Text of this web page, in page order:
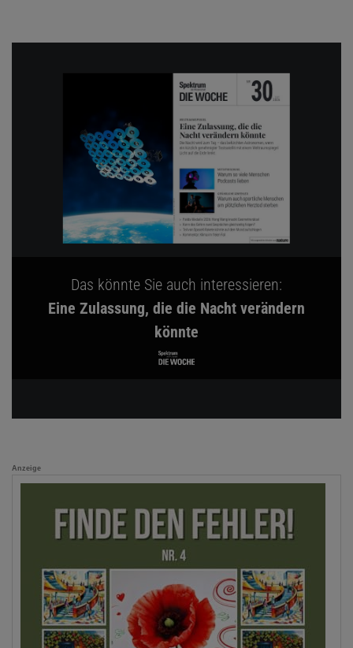
Das könnte Sie auch interessieren:
Eine Zulassung, die die Nacht verändern
könnte
Anzeige